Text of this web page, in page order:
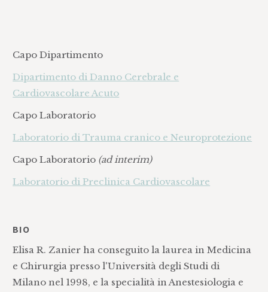
Capo Dipartimento
Dipartimento di Danno Cerebrale e
Cardiovascolare Acuto
Capo Laboratorio
Laboratorio di Trauma cranico e Neuroprotezione
Capo Laboratorio (ad interim)
Laboratorio di Preclinica Cardiovascolare
BIO
Elisa R. Zanier ha conseguito la laurea in Medicina
e Chirurgia presso l'Università degli Studi di
Milano nel 1998, e la specialità in Anestesiologia e